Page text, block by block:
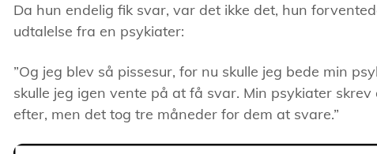
Da hun endelig fik svar, var det ikke det, hun
udtalelse fra en psykiater:
”Og jeg blev så pissesur, for nu skulle jeg bede min
skulle jeg igen vente på at få svar. Min psykiater
efter, men det tog tre måneder for dem at svare.”